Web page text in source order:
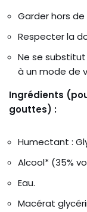
Garder hors
Respecter la
Ne se
à un mode de
Ingrédients
gouttes) :
Humectant :
Alcool* (35%
Eau.
Macérat